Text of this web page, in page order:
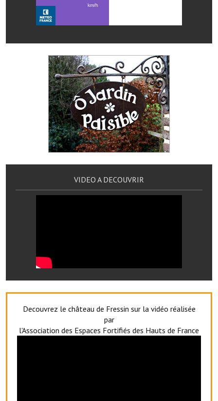
Services publics communaux
Démarches administratives
Biens à louer
Terrains et maisons à vendre
Etablissements scolaires
Equipements sportifs
Bibliothèque
Commerçants, artisans
Réserver une salle
Maison des services et des associations fressinoises
VILLE ACTIVE
VIDEO A DECOUVRIR
Decouvrez le château de Fressin sur la vidéo réalisée
par
l'Association des Espaces Fortifiés des Hauts de France